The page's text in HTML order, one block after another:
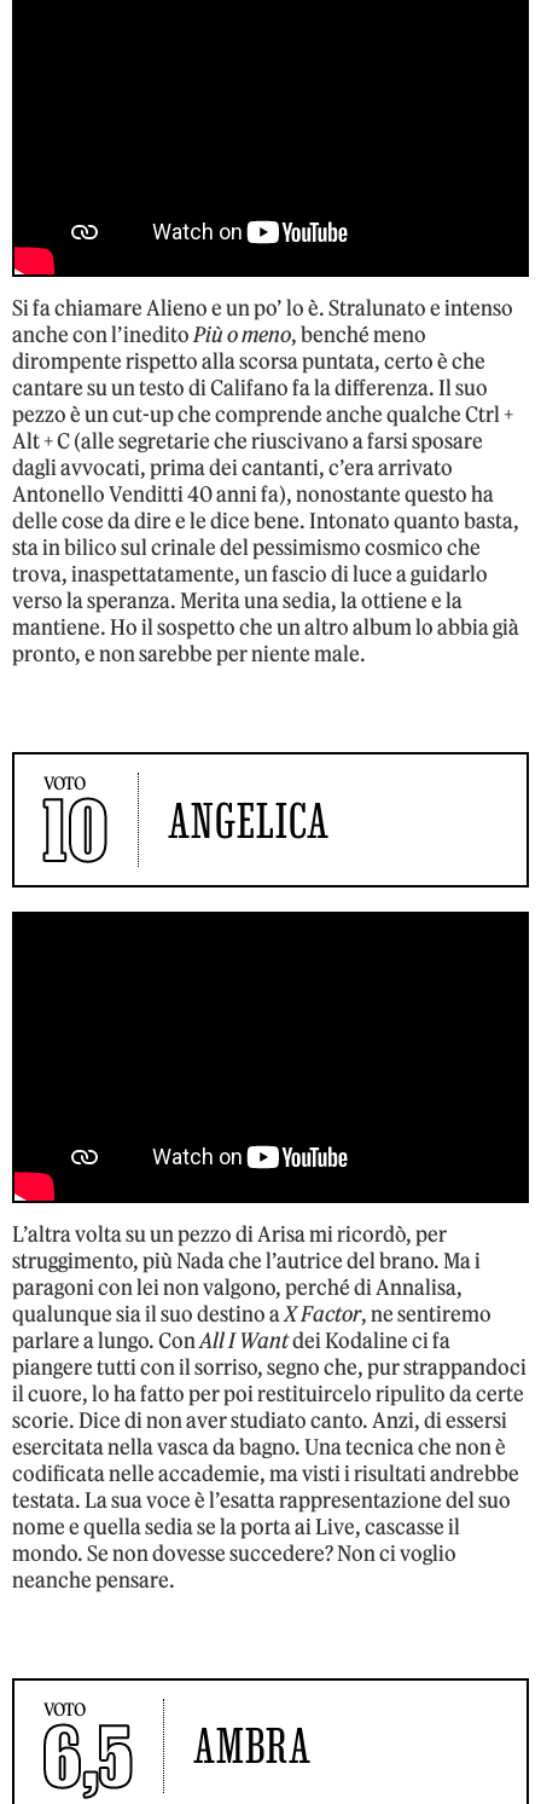
Si fa chiamare Alieno e un po’ lo è. Stralunato e intenso
anche con l’ineditoPiù o meno, benché meno
dirompente rispetto alla scorsa puntata, certo è che
cantare su un testo di Califano fa la differenza. Il suo
pezzo è un cut-up che comprende anche qualche Ctrl +
Alt + C (alle segretarie che riuscivano a farsi sposare
dagli avvocati, prima dei cantanti, c’era arrivato
Antonello Venditti 40 anni fa), nonostante questo ha
delle cose da dire e le dice bene. Intonato quanto basta,
sta in bilico sul crinale del pessimismo cosmico che
trova, inaspettatamente, un fascio di luce a guidarlo
verso la speranza. Merita una sedia, la ottiene e la
mantiene. Ho il sospetto che un altro album lo abbia già
pronto, e non sarebbe per niente male.
VOTO
10 ANGELICA
L’altra volta su un pezzo di Arisa mi ricordò, per
struggimento, più Nada che l’autrice del brano. Ma i
paragoni con lei non valgono, perché di Annalisa,
qualunque sia il suo destino aX Factor, ne sentiremo
parlare a lungo. ConAll I Wantdei Kodaline ci fa
piangere tutti con il sorriso, segno che, pur strappandoci
il cuore, lo ha fatto per poi restituircelo ripulito da certe
scorie. Dice di non aver studiato canto. Anzi, di essersi
esercitata nella vasca da bagno. Una tecnica che non è
codificata nelle accademie, ma visti i risultati andrebbe
testata. La sua voce è l’esatta rappresentazione del suo
nome e quella sedia se la porta ai Live, cascasse il
mondo. Se non dovesse succedere? Non ci voglio
neanche pensare.
VOTO
6,5 AMBRA